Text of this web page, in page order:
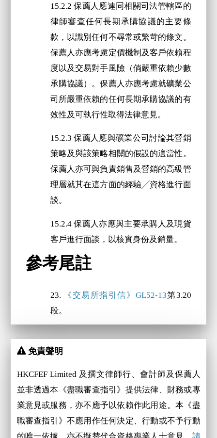
15.2.2 保薦人應連同相關司法管轄區的
律師審查任何長期承購協議的主要條
款，以識別任何不尋常或繁苛的條文。
保薦人亦應考慮定價機制及客戶依賴程
度以及交易對手風險（倘嚴重依賴少數
承購協議）。保薦人亦應考慮就礦業公
司所嚴重依賴的任何長期承購協議的有
效性及可執行性取得法律意見。
15.2.3 保薦人應與礦業公司討論其營銷
策略及與該策略相關的假設的適當性。
保薦人亦可與負責銷售及營銷的高級管
理層就其在這方面的經驗╱資格進行面
談。
15.2.4 保薦人亦應與主要承購人及現貨
客戶進行面談，以核實身份及銷量。
參考尾註
23. 《交易所指引信》GL52-13第3.20
段。
免責聲明
HKCFEF Limited 及撰文律師行、會計師及保薦人
並非透過本《盡職審查指引》提供法律、財務或專
業意見或服務，亦不應予以依賴作此用途。本《盡
職審查指引》不應用作任何決定、行動或不予行動